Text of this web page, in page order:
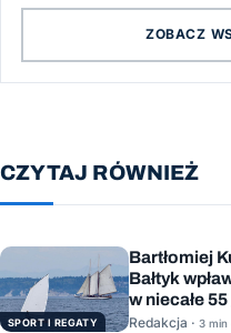
ZOBACZ
CZYTAJ RÓWNIEŻ
SPORT I REGATY
Bartłomiej
Bałtyk
w niecałe
podejściem
Redakcja · 3 min